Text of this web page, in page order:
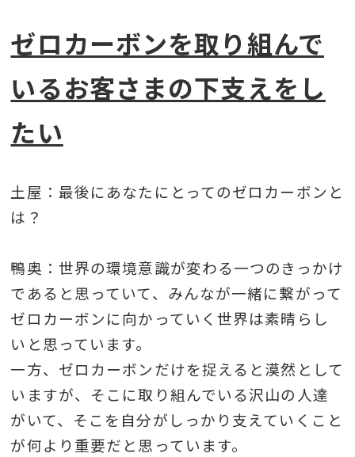
ゼロカーボンを取り組んで
いるお客さまの下支えをし
たい
土屋：最後にあなたにとってのゼロカーボンと
は？
鴨奥：世界の環境意識が変わる一つのきっかけ
であると思っていて、みんなが一緒に繋がって
ゼロカーボンに向かっていく世界は素晴らし
いと思っています。
一方、ゼロカーボンだけを捉えると漠然として
いますが、そこに取り組んでいる沢山の人達
がいて、そこを自分がしっかり支えていくこと
が何より重要だと思っています。